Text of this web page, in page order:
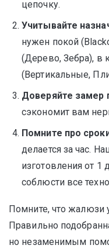
цепочку.
Учитывайте
нужен покой
(Дерево, Зебра), в
(Вертикальные,
Доверяйте замер
сэкономит вам
Помните про
делается за час.
изготовления от 1
соблюсти все
Помните, что жалюзи
Правильно
но незаменимым